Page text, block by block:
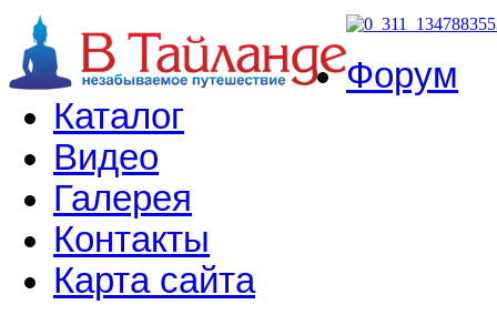
Форум
Каталог
Видео
Галерея
Контакты
Карта сайта